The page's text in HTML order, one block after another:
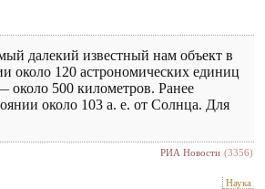
далекий известный нам объект в
около 120 астрономических единиц
около 500 километров. Ранее
около 103 а. е. от Солнца. Для
РИА Новости (3356)
Наука